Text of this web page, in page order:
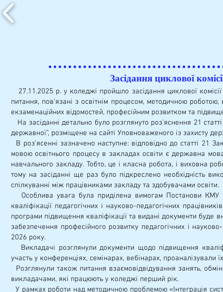
Засідання циклової
27.11.2025 р. у коледжі пройшло засідання циклової
питання, пов'язані з освітнім процесом, методичною роботою,
екзаменаційних відомостей, професійним розвитком та
На засіданні детально було розглянуто роз’яснення 21
державної”, розміщене на сайті Уповноваженого із захисту
В роз’ясенні зазначено наступне: відповідно до статті 21
мовою освітнього процесу в закладах освіти є державна
навчального закладу. Тобто, це і класна робота, і виховна
тому на засіданні ще раз було підкреслено необхідність
спілкуванні між працівниками закладу та здобувачами освіти.
Особлива увага була приділена вимогам Постанови
кваліфікації педагогічних і науково-педагогічних
програми підвищення кваліфікації та видані документи буде
забезпечення професійного розвитку педагогічних і
2026 року.
Викладачі розглянули документи щодо підвищення
участь у конференціях, семінарах, вебінарах, проаналізували
Розглянули також питання взаємовідвідування занять,
викладачами, які працюють у коледжі перший рік.
У рамках роботи над методичною проблемою «Інтеграція